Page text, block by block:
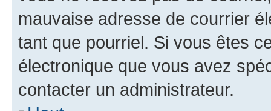
mauvaise adresse de courrier
tant que pourriel. Si vous êtes
électronique que vous avez
contacter un administrateur.